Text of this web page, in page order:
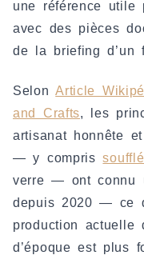
une référence utile
avec des pièces
de la briefing d’un
SelonArticle
and Crafts, les
artisanat honnête
— y compris
verre — ont connu
depuis 2020 — ce
production actuelle
d’époque est plus